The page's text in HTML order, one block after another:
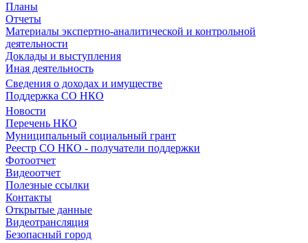
Планы
Отчеты
Материалы экспертно-аналитической и контрольной
деятельности
Доклады и выступления
Иная деятельность
Сведения о доходах и имуществе
Поддержка СО НКО
Новости
Перечень НКО
Муниципальный социальный грант
Реестр СО НКО - получатели поддержки
Фотоотчет
Видеоотчет
Полезные ссылки
Контакты
Открытые данные
Видеотрансляция
Безопасный город